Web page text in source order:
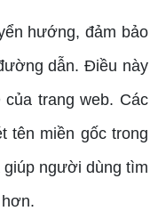
hướng, đảm bảo
dẫn. Điều này
trang web. Các
tên miền gốc trong
người dùng tìm